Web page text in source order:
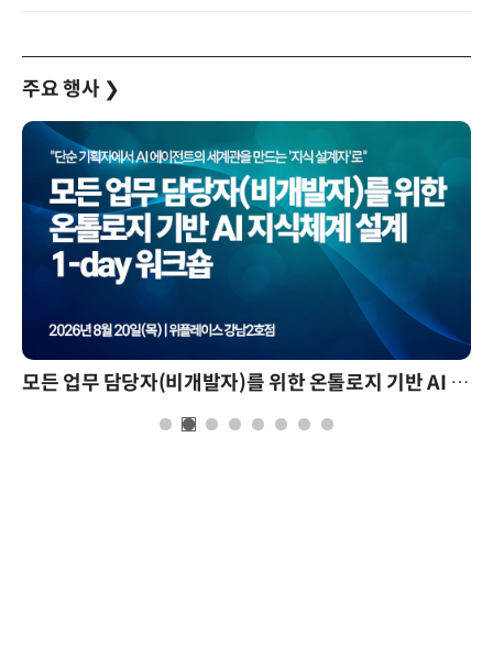
주요 행사 ❯
모든 업무 담당자(비개발자)를 위한 온톨로지 기반 AI 지식체계 설계 1-day 워크숍